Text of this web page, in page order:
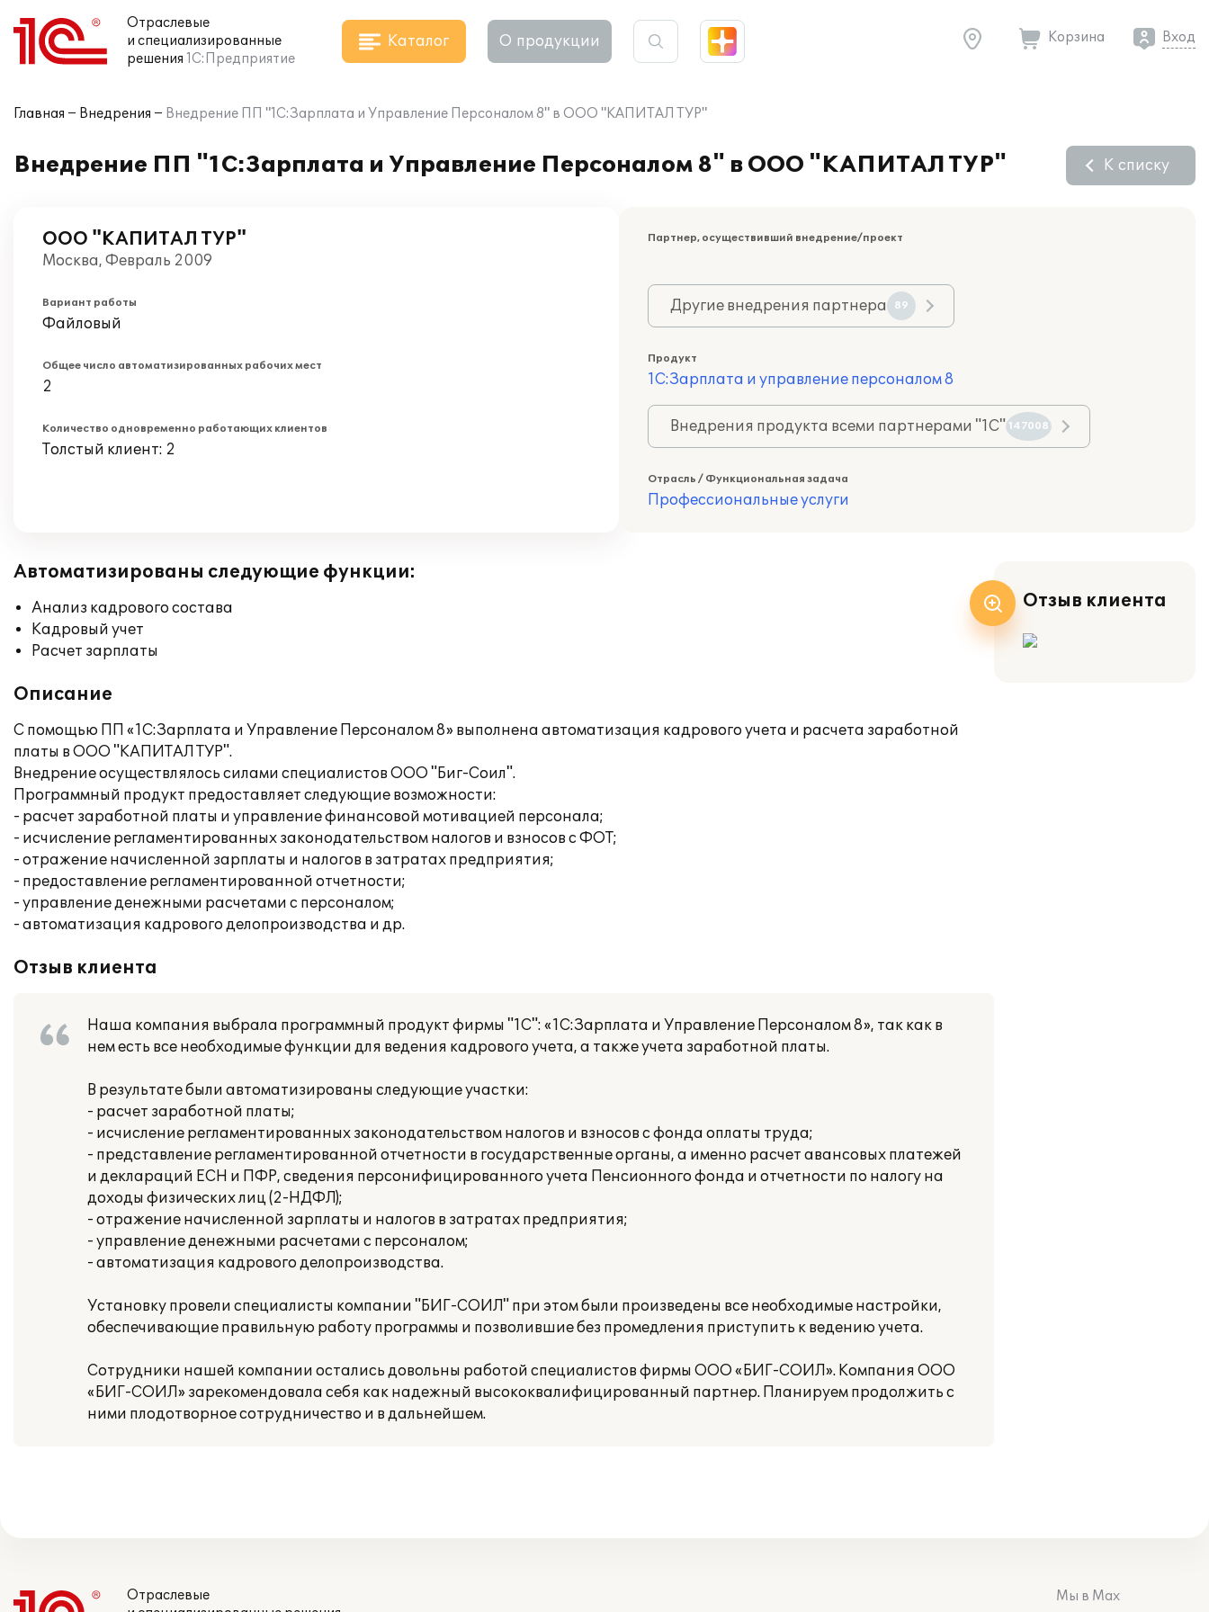
Отраслевые
и специализированные
решения 1С:Предприятие
Каталог О продукции Корзина Вход
Главная Внедрения Внедрение ПП "1С:Зарплата и Управление Персоналом 8" в ООО "КАПИТАЛ ТУР"
Внедрение ПП "1С:Зарплата и Управление Персоналом 8" в ООО "КАПИТАЛ ТУР" К списку
ООО "КАПИТАЛ ТУР"
Москва, Февраль 2009
Вариант работы
Файловый
Общее число автоматизированных рабочих мест
2
Количество одновременно работающих клиентов
Толстый клиент: 2
Партнер, осуществивший внедрение/проект
Другие внедрения партнера 89
Продукт
1С:Зарплата и управление персоналом 8
Внедрения продукта всеми партнерами "1С" 147008
Отрасль / Функциональная задача
Профессиональные услуги
Автоматизированы следующие функции:
Анализ кадрового состава
Кадровый учет
Расчет зарплаты
Описание
С помощью ПП «1С:Зарплата и Управление Персоналом 8» выполнена автоматизация кадрового учета и расчета заработной
платы в ООО "КАПИТАЛ ТУР".
Внедрение осуществлялось силами специалистов ООО "Биг-Соил".
Программный продукт предоставляет следующие возможности:
- расчет заработной платы и управление финансовой мотивацией персонала;
- исчисление регламентированных законодательством налогов и взносов с ФОТ;
- отражение начисленной зарплаты и налогов в затратах предприятия;
- предоставление регламентированной отчетности;
- управление денежными расчетами с персоналом;
- автоматизация кадрового делопроизводства и др.
Отзыв клиента
Наша компания выбрала программный продукт фирмы "1С": «1С:Зарплата и Управление Персоналом 8», так как в
нем есть все необходимые функции для ведения кадрового учета, а также учета заработной платы.
В результате были автоматизированы следующие участки:
- расчет заработной платы;
- исчисление регламентированных законодательством налогов и взносов с фонда оплаты труда;
- представление регламентированной отчетности в государственные органы, а именно расчет авансовых платежей
и деклараций ЕСН и ПФР, сведения персонифицированного учета Пенсионного фонда и отчетности по налогу на
доходы физических лиц (2-НДФЛ);
- отражение начисленной зарплаты и налогов в затратах предприятия;
- управление денежными расчетами с персоналом;
- автоматизация кадрового делопроизводства.
Установку провели специалисты компании "БИГ-СОИЛ" при этом были произведены все необходимые настройки,
обеспечивающие правильную работу программы и позволившие без промедления приступить к ведению учета.
Сотрудники нашей компании остались довольны работой специалистов фирмы ООО «БИГ-СОИЛ». Компания ООО
«БИГ-СОИЛ» зарекомендовала себя как надежный высококвалифицированный партнер. Планируем продолжить с
ними плодотворное сотрудничество и в дальнейшем.
Отзыв клиента
Отраслевые
Мы в Max